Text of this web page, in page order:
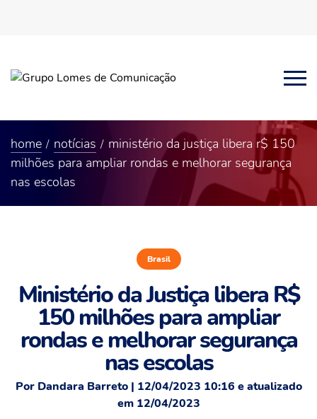
home notícias
ministério da justiça libera r$ 150
milhões para ampliar rondas e melhorar segurança
nas escolas
Brasil
Ministério da Justiça libera R$
150 milhões para ampliar
rondas e melhorar segurança
nas escolas
Por Dandara Barreto | 12/04/2023 10:16 e atualizado
em 12/04/2023